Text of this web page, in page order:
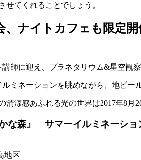
せてくれることでしょう。
、ナイトカフェも限定開
師に迎え、プラネタリウム&星空観察
ミネーションを眺めながら、地ビ
涼感あふれる光の世界は2017年8
な森』 サマーイルミネーショ
地区